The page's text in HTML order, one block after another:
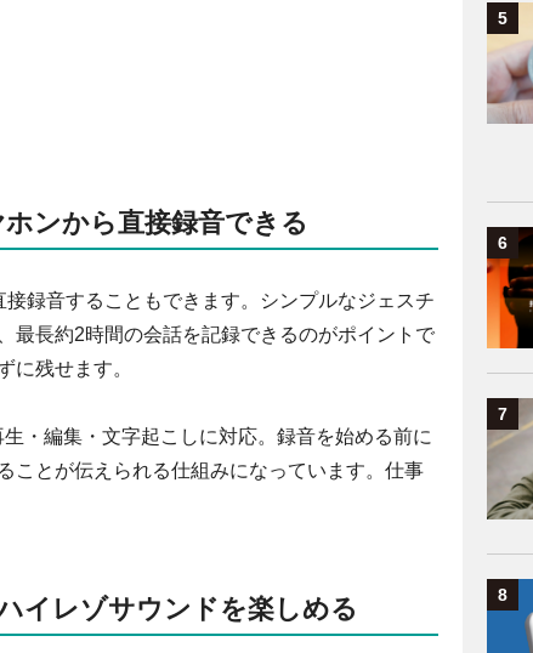
ンから直接録音できる
録音することもできます。シンプルなジェスチ
最長約2時間の会話を記録できるのがポイントで
に残せます。
・編集・文字起こしに対応。録音を始める前に
ことが伝えられる仕組みになっています。仕事
イレゾサウンドを楽しめる